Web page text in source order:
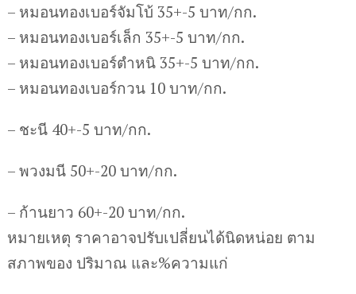
– หมอนทองเบอร์จัมโบ้ 35+-5 บาท/กก.
– หมอนทองเบอร์เล็ก 35+-5 บาท/กก.
– หมอนทองเบอร์ตำหนิ 35+-5 บาท/กก.
– หมอนทองเบอร์กวน 10 บาท/กก.
– ชะนี 40+-5 บาท/กก.
– พวงมนี 50+-20 บาท/กก.
– ก้านยาว 60+-20 บาท/กก.
หมายเหตุ ราคาอาจปรับเปลี่ยนได้นิดหน่อย ตาม
สภาพของ ปริมาณ และ%ความแก่